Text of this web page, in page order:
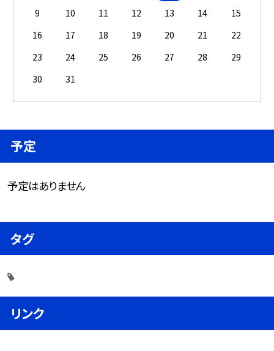
9
10 11 12 13 14
15
16
17 18 19 20 21
22
23
24 25 26 27 28
29
30
31
予定
予定はありません
タグ
リンク